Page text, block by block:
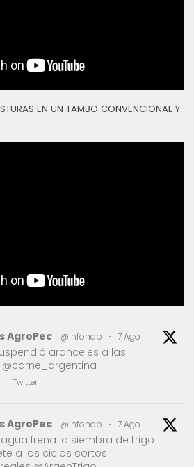
EN UN TAMBO CONVENCIONAL Y
AgroPec @infonap · 7 Ago
aranceles a las
Twitter
AgroPec @infonap · 7 Ago
agua frena la siembra de trigo
a los ciclos cortos